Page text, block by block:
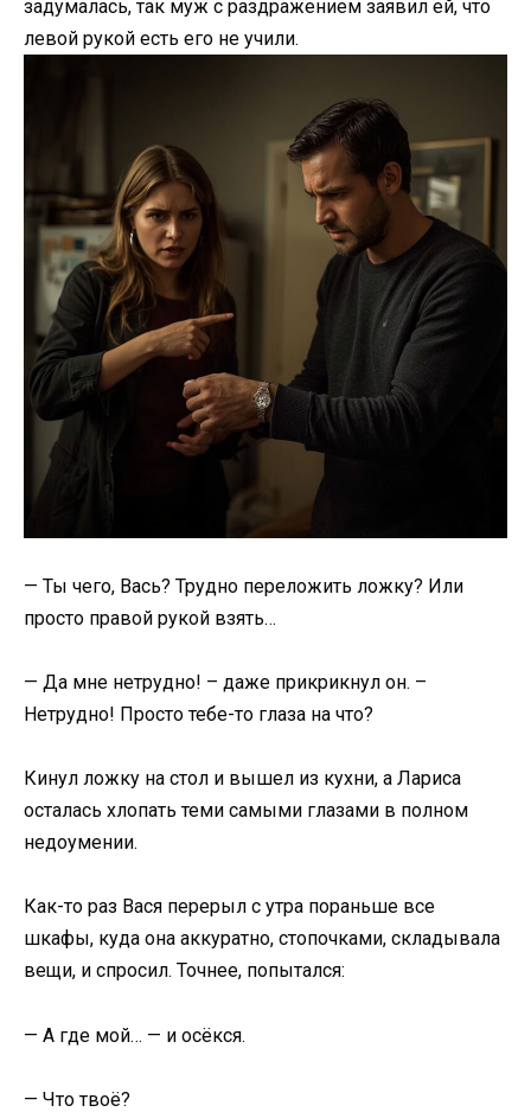
задумалась, так муж с раздражением заявил ей, что
левой рукой есть его не учили.
— Ты чего, Вась? Трудно переложить ложку? Или
просто правой рукой взять…
— Да мне нетрудно! – даже прикрикнул он. –
Нетрудно! Просто тебе-то глаза на что?
Кинул ложку на стол и вышел из кухни, а Лариса
осталась хлопать теми самыми глазами в полном
недоумении.
Как-то раз Вася перерыл с утра пораньше все
шкафы, куда она аккуратно, стопочками, складывала
вещи, и спросил. Точнее, попытался:
— А где мой… — и осёкся.
— Что твоё?